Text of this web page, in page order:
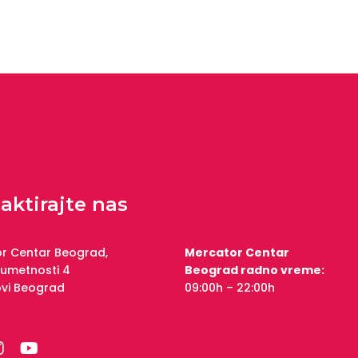
nas
Centar Beograd,
4
Beograd
Mercator Centar
Beograd radno vreme:
09:00h – 22:00h